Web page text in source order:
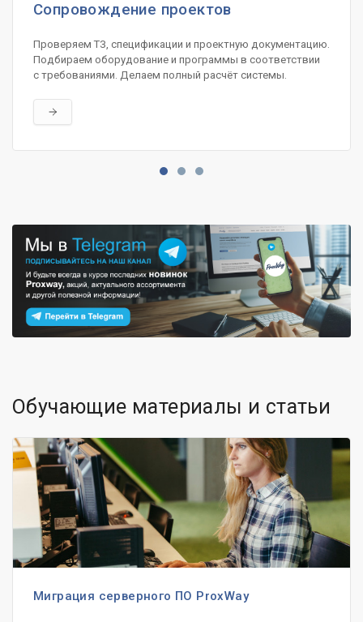
Сопровождение проектов
Проверяем ТЗ, спецификации и проектную документацию.
Подбираем оборудование и программы в соответствии
с требованиями. Делаем полный расчёт системы.
Читать далее
Обучающие материалы и статьи
Миграция серверного ПО ProxWay